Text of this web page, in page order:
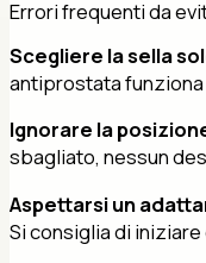
Errori frequenti da
Scegliere la sella
antiprostata
Ignorare la
sbagliato, nessun
Aspettarsi un
Si consiglia di